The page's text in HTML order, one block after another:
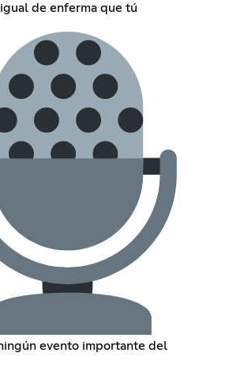
de enferma que tú
evento importante del